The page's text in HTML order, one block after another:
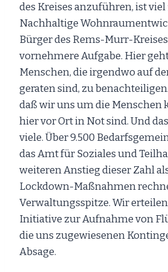
des Kreises anzuführen, ist
Nachhaltige
Bürger des Rems-Murr-
vornehmere Aufgabe. Hier
Menschen, die irgendwo auf
geraten sind, zu
daß wir uns um die Menschen
hier vor Ort in Not sind. Und
viele. Über 9.500
das Amt für Soziales und
weiteren Anstieg dieser Zahl
Lockdown-Maßnahmen
Verwaltungsspitze. Wir
Initiative zur Aufnahme von
die uns zugewiesenen
Absage.